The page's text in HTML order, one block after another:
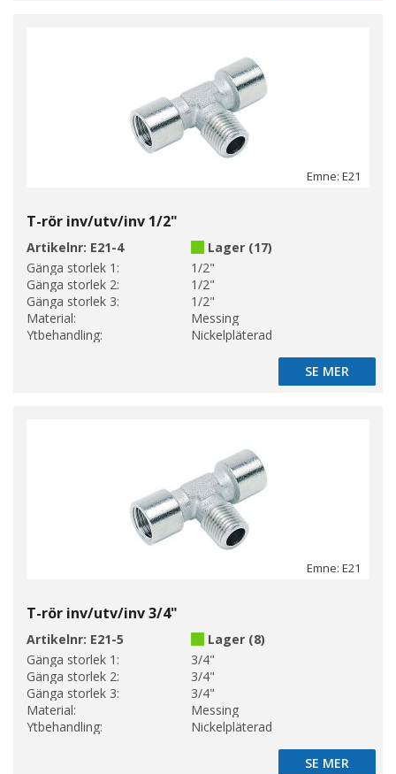
Emne: E21
T-rör inv/utv/inv 1/2"
Artikelnr: E21-4
Lager (17)
Gänga storlek 1:
1/2"
Gänga storlek 2:
1/2"
Gänga storlek 3:
1/2"
Material:
Messing
Ytbehandling:
Nickelpläterad
SE MER
SE MER
Emne: E21
T-rör inv/utv/inv 3/4"
Artikelnr: E21-5
Lager (8)
Gänga storlek 1:
3/4"
Gänga storlek 2:
3/4"
Gänga storlek 3:
3/4"
Material:
Messing
Ytbehandling:
Nickelpläterad
SE MER
SE MER